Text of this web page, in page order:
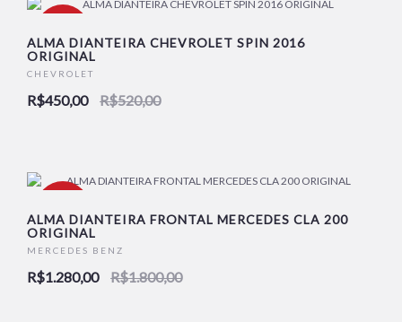
ALMA DIANTEIRA CHEVROLET SPIN 2016
ORIGINAL
CHEVROLET
R$450,00 R$520,00
ALMA DIANTEIRA FRONTAL MERCEDES CLA 200
ORIGINAL
MERCEDES BENZ
R$1.280,00 R$1.800,00